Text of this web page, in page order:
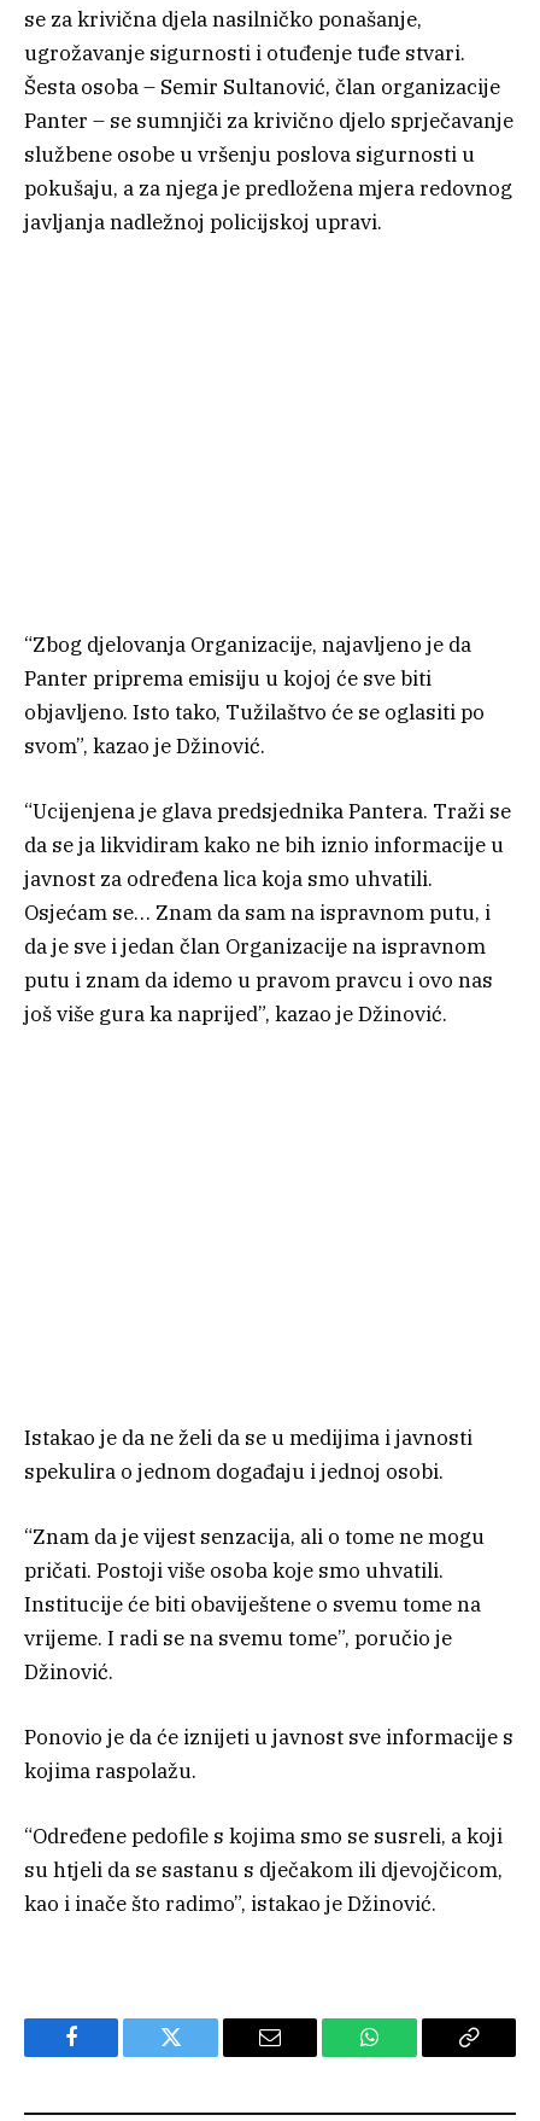
se za krivična djela nasilničko ponašanje,
ugrožavanje sigurnosti i otuđenje tuđe stvari.
Šesta osoba – Semir Sultanović, član organizacije
Panter – se sumnjiči za krivično djelo sprječavanje
službene osobe u vršenju poslova sigurnosti u
pokušaju, a za njega je predložena mjera redovnog
javljanja nadležnoj policijskoj upravi.
“Zbog djelovanja Organizacije, najavljeno je da
Panter priprema emisiju u kojoj će sve biti
objavljeno. Isto tako, Tužilaštvo će se oglasiti po
svom”, kazao je Džinović.
“Ucijenjena je glava predsjednika Pantera. Traži se
da se ja likvidiram kako ne bih iznio informacije u
javnost za određena lica koja smo uhvatili.
Osjećam se… Znam da sam na ispravnom putu, i
da je sve i jedan član Organizacije na ispravnom
putu i znam da idemo u pravom pravcu i ovo nas
još više gura ka naprijed”, kazao je Džinović.
Istakao je da ne želi da se u medijima i javnosti
spekulira o jednom događaju i jednoj osobi.
“Znam da je vijest senzacija, ali o tome ne mogu
pričati. Postoji više osoba koje smo uhvatili.
Institucije će biti obaviještene o svemu tome na
vrijeme. I radi se na svemu tome”, poručio je
Džinović.
Ponovio je da će iznijeti u javnost sve informacije s
kojima raspolažu.
“Određene pedofile s kojima smo se susreli, a koji
su htjeli da se sastanu s dječakom ili djevojčicom,
kao i inače što radimo”, istakao je Džinović.
Facebook Twitter Email WhatsApp Copy